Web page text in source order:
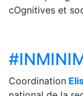
cOgnitives et
Coordination